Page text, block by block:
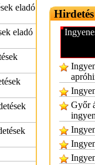
eladó
eladó
Győr